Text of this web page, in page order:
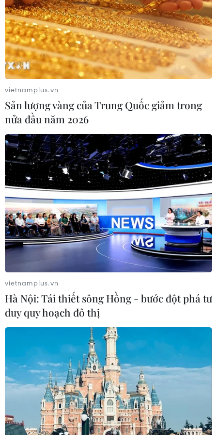
#Ẩm thực Tây Bắc #Cơm lam
#Gạo nếp
#Nếp cái hoa vàng
#Đặc sản Tây Bắc
Theo dõi VietnamPlus
TIN LIÊN QUAN
vietnamplus.vn
Sản lượng vàng của Trung Quốc giảm trong
nửa đầu năm 2026
vietnamplus.vn
Hà Nội: Tái thiết sông Hồng - bước đột phá tư
duy quy hoạch đô thị